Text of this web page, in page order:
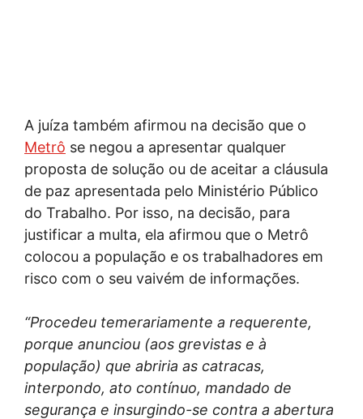
A juíza também afirmou na decisão que o
Metrô se negou a apresentar qualquer
proposta de solução ou de aceitar a cláusula
de paz apresentada pelo Ministério Público
do Trabalho. Por isso, na decisão, para
justificar a multa, ela afirmou que o Metrô
colocou a população e os trabalhadores em
risco com o seu vaivém de informações.
“Procedeu temerariamente a requerente,
porque anunciou (aos grevistas e à
população) que abriria as catracas,
interpondo, ato contínuo, mandado de
segurança e insurgindo-se contra a abertura